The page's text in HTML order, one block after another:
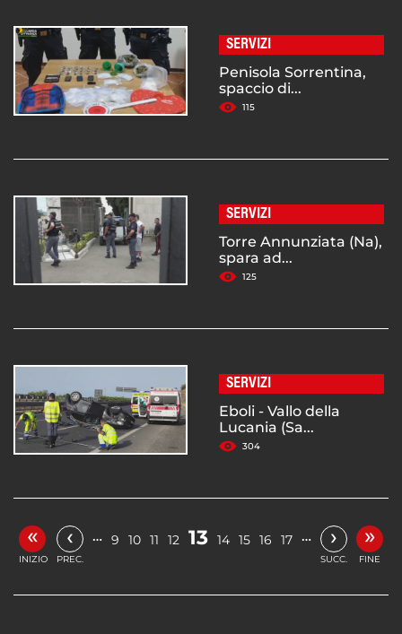
SERVIZI
Penisola Sorrentina,
spaccio di...
115
SERVIZI
Torre Annunziata (Na),
spara ad...
125
SERVIZI
Eboli - Vallo della
Lucania (Sa...
304
«
INIZIO
‹
PREC.
… 9 10 11 12 13 14 15 16 17 … ›
SUCC.
»
FINE